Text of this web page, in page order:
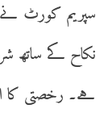
سپریم کورٹ نے
نکاح کے ساتھ
ہے۔ رخصتی کا